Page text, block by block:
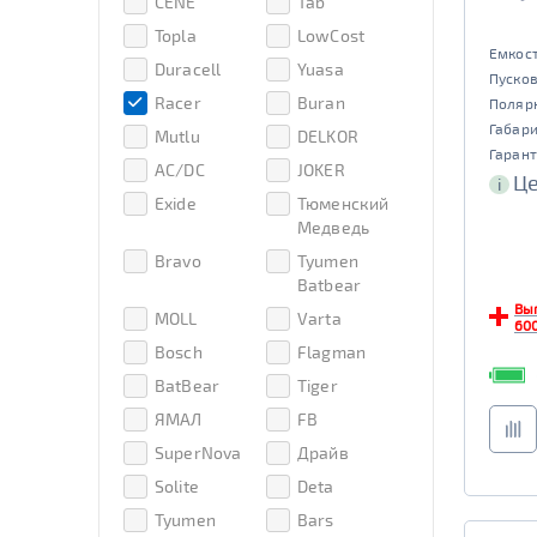
Аком
Аком
Reaktor
АКОМ ЗИМА
Topla
LowCost
Duracell
Yuasa
Racer
Buran
Mutlu
DELKOR
AC/DC
JOKER
Exide
Тюменский
Медведь
Bravo
Tyumen
Batbear
MOLL
Varta
Bosch
Flagman
BatBear
Tiger
ЯМАЛ
FB
SuperNova
Драйв
Solite
Deta
Tyumen
Bars
i